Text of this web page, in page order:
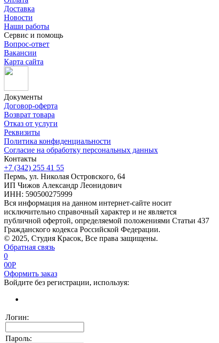
Доставка
Новости
Наши работы
Сервис и помощь
Вопрос-ответ
Вакансии
Карта сайта
Документы
Договор-оферта
Возврат товара
Отказ от услуги
Реквизиты
Политика конфиденциальности
Согласие на обработку персональных данных
Контакты
+7 (342) 255 41 55
Пермь, ул. Николая Островского, 64
ИП Чижов Александр Леонидович
ИНН: 590500275999
Вся информация на данном интернет-сайте носит
исключительно справочный характер и не является
публичной офертой, определяемой положениями Статьи 437
Гражданского кодекса Российской Федерации.
© 2025, Студия Красок, Все права защищены.
Обратная связь
0
00P
Оформить заказ
Войдите без регистрации, используя:
Логин:
Пароль: